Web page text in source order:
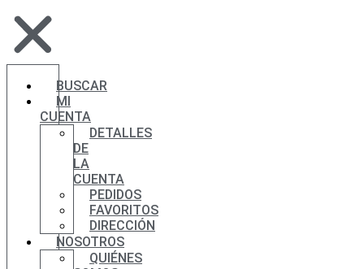
BUSCAR
MI
CUENTA
DETALLES
DE
LA
CUENTA
PEDIDOS
FAVORITOS
DIRECCIÓN
NOSOTROS
QUIÉNES